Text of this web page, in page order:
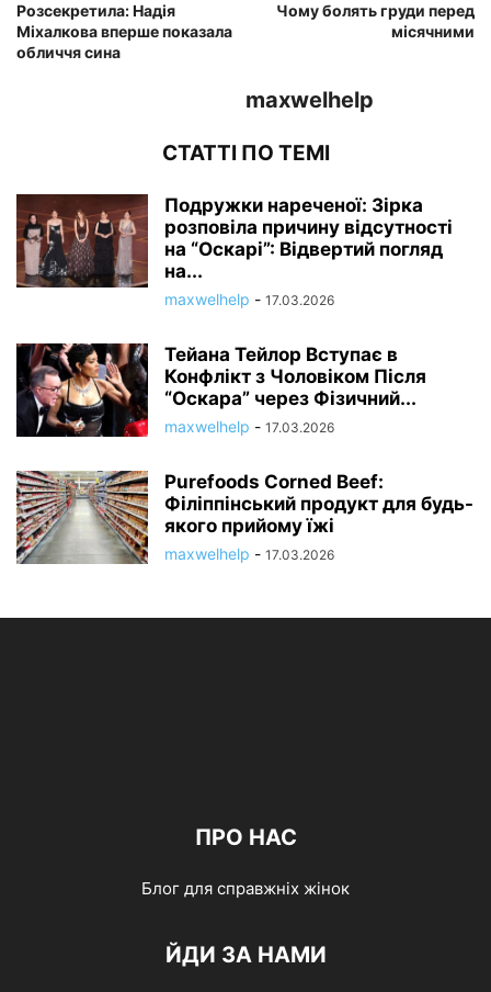
Розсекретила: Надія
Міхалкова вперше показала
обличчя сина
Чому болять груди перед
місячними
maxwelhelp
СТАТТІ ПО ТЕМІ
Подружки нареченої: Зірка
розповіла причину відсутності
на “Оскарі”: Відвертий погляд
на...
maxwelhelp - 17.03.2026
Тейана Тейлор Вступає в
Конфлікт з Чоловіком Після
“Оскара” через Фізичний...
maxwelhelp - 17.03.2026
Purefoods Corned Beef:
Філіппінський продукт для будь-
якого прийому їжі
maxwelhelp - 17.03.2026
ПРО НАС
Блог для справжніх жінок
ЙДИ ЗА НАМИ